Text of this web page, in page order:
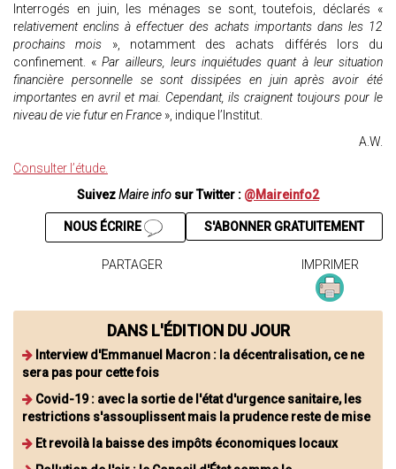
Interrogés en juin, les ménages se sont, toutefois, déclarés «
relativement enclins à effectuer des achats importants dans les 12
prochains mois », notamment des achats différés lors du
confinement. «Par ailleurs, leurs inquiétudes quant à leur situation
financière personnelle se sont dissipées en juin après avoir été
importantes en avril et mai. Cependant, ils craignent toujours pour le
niveau de vie futur en France », indique l’Institut.
A.W.
Consulter l’étude.
SuivezMaire info sur Twitter : @Maireinfo2
S'ABONNER GRATUITEMENT
NOUS ÉCRIRE
PARTAGER IMPRIMER
DANS L'ÉDITION DU JOUR
Interview d'Emmanuel Macron : la décentralisation, ce ne
sera pas pour cette fois
Covid-19 : avec la sortie de l'état d'urgence sanitaire, les
restrictions s'assouplissent mais la prudence reste de mise
Et revoilà la baisse des impôts économiques locaux